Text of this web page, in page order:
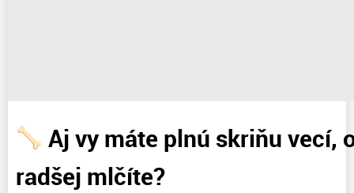
Aj vy máte plnú skriňu vecí,
radšej mlčíte?